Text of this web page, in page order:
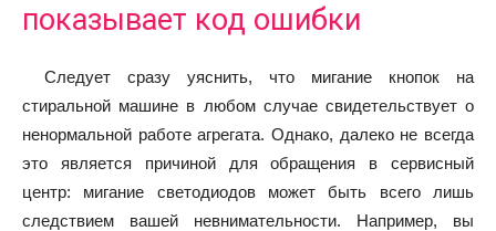
показывает код ошибки
Следует сразу уяснить, что мигание кнопок на
стиральной машине в любом случае свидетельствует о
ненормальной работе агрегата. Однако, далеко не всегда
это является причиной для обращения в сервисный
центр: мигание светодиодов может быть всего лишь
следствием вашей невнимательности. Например, вы